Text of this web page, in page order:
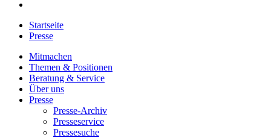
Startseite
Presse
Mitmachen
Themen & Positionen
Beratung & Service
Über uns
Presse
Presse-Archiv
Presseservice
Pressesuche